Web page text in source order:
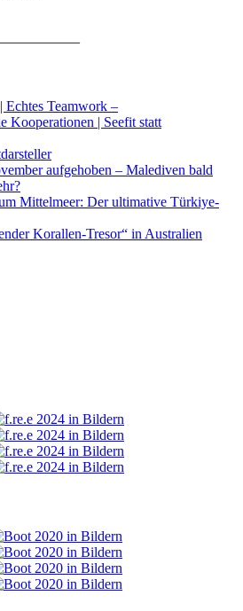
Echtes Teamwork –
Kooperationen | Seefit statt
aufgehoben – Malediven bald
Mittelmeer: Der ultimative Türkiye-
Korallen-Tresor“ in Australien